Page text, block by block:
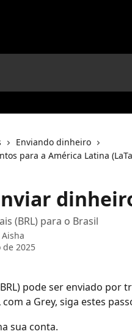
Enviando dinheiro
para a América Latina
(BRL) para o Brasil
Aisha
de 2025
pode ser enviado por
com a Grey, siga estes
sua conta.